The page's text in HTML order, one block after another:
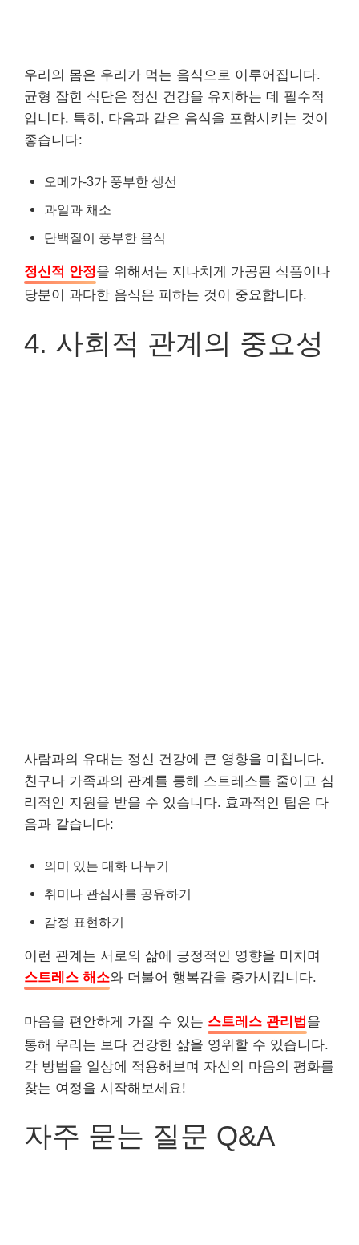
우리의 몸은 우리가 먹는 음식으로 이루어집니다.
균형 잡힌 식단은 정신 건강을 유지하는 데 필수적
입니다. 특히, 다음과 같은 음식을 포함시키는 것이
좋습니다:
오메가-3가 풍부한 생선
과일과 채소
단백질이 풍부한 음식
정신적 안정을 위해서는 지나치게 가공된 식품이나
당분이 과다한 음식은 피하는 것이 중요합니다.
4. 사회적 관계의 중요성
사람과의 유대는 정신 건강에 큰 영향을 미칩니다.
친구나 가족과의 관계를 통해 스트레스를 줄이고 심
리적인 지원을 받을 수 있습니다. 효과적인 팁은 다
음과 같습니다:
의미 있는 대화 나누기
취미나 관심사를 공유하기
감정 표현하기
이런 관계는 서로의 삶에 긍정적인 영향을 미치며
스트레스 해소와 더불어 행복감을 증가시킵니다.
마음을 편안하게 가질 수 있는 스트레스 관리법 을
통해 우리는 보다 건강한 삶을 영위할 수 있습니다.
각 방법을 일상에 적용해보며 자신의 마음의 평화를
찾는 여정을 시작해보세요!
자주 묻는 질문 Q&A